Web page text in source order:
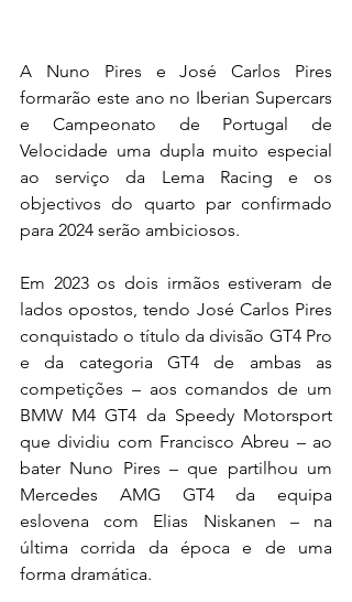
A Nuno Pires e José Carlos Pires
formarão este ano no Iberian Supercars
e Campeonato de Portugal de
Velocidade uma dupla muito especial
ao serviço da Lema Racing e os
objectivos do quarto par confirmado
para 2024 serão ambiciosos.
Em 2023 os dois irmãos estiveram de
lados opostos, tendo José Carlos Pires
conquistado o título da divisão GT4 Pro
e da categoria GT4 de ambas as
competições – aos comandos de um
BMW M4 GT4 da Speedy Motorsport
que dividiu com Francisco Abreu – ao
bater Nuno Pires – que partilhou um
Mercedes AMG GT4 da equipa
eslovena com Elias Niskanen – na
última corrida da época e de uma
forma dramática.